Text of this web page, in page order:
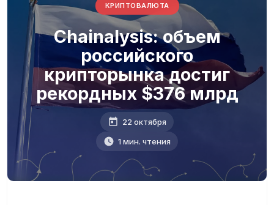
КРИПТОВАЛЮТА
Chainalysis: объем
российского
крипторынка достиг
рекордных $376 млрд
22 октября
1 мин. чтения